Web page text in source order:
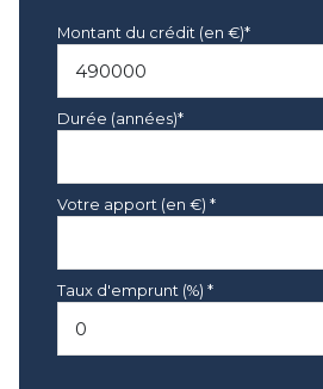
Montant du crédit (en €)*
Durée (années)*
Votre apport (en €) *
Taux d'emprunt (%) *